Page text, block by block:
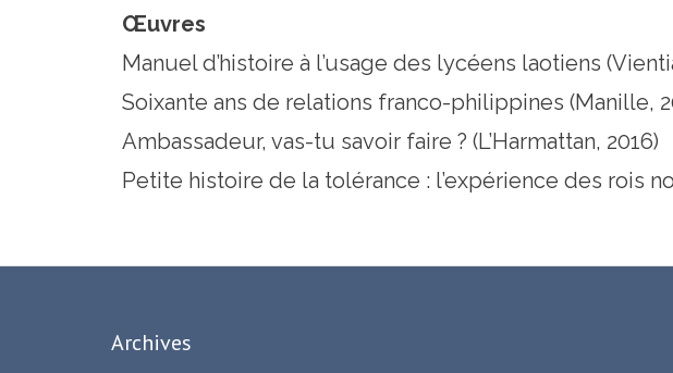
Œuvres
Manuel d’histoire à l’usage des lycéens laotiens
Soixante ans de relations franco-philippines (Manille,
Ambassadeur, vas-tu savoir faire ? (L’Harmattan, 2016)
Petite histoire de la tolérance : l’expérience des rois
Archives